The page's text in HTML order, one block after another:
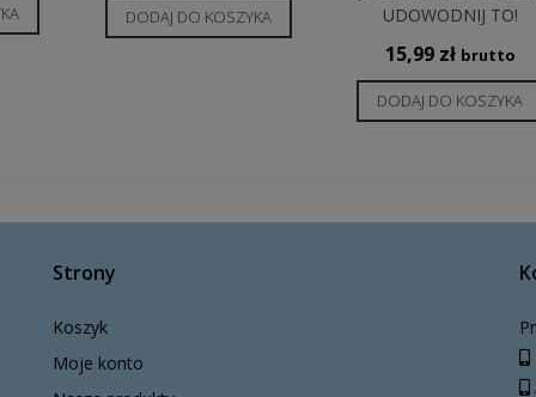
DODAJ DO KOSZYKA
UDOWODNIJ TO!
15,99 zł brutto
DODAJ DO KOSZYKA
Strony
Koszyk
Moje konto